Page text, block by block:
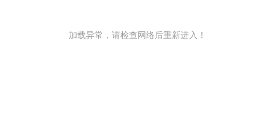
加载异常，请检查网络后重新进入！